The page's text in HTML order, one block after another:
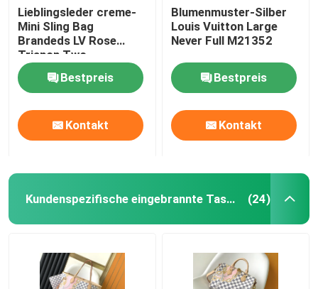
Lieblingsleder creme-
Mini Sling Bag
Brandeds LV Rose
Trianon Two
Monogram Empreinte
Bestpreis
Kontakt
Blumenmuster-Silber
Louis Vuitton Large
Never Full M21352
Bestpreis
Kontakt
Kundenspezifische eingebrannte Taschen (24)